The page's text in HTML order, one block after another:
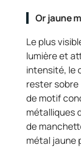
Or jaune
Le plus
lumière et
intensité, le
rester sobre
de motif
métalliques
de
métal jaune